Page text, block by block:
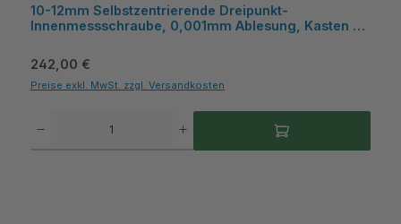
10-12mm Selbstzentrierende Dreipunkt-
Innenmessschraube, 0,001mm Ablesung, Kasten -
Regulärer Preis:
242,00 €
Preise exkl. MwSt. zzgl. Versandkosten